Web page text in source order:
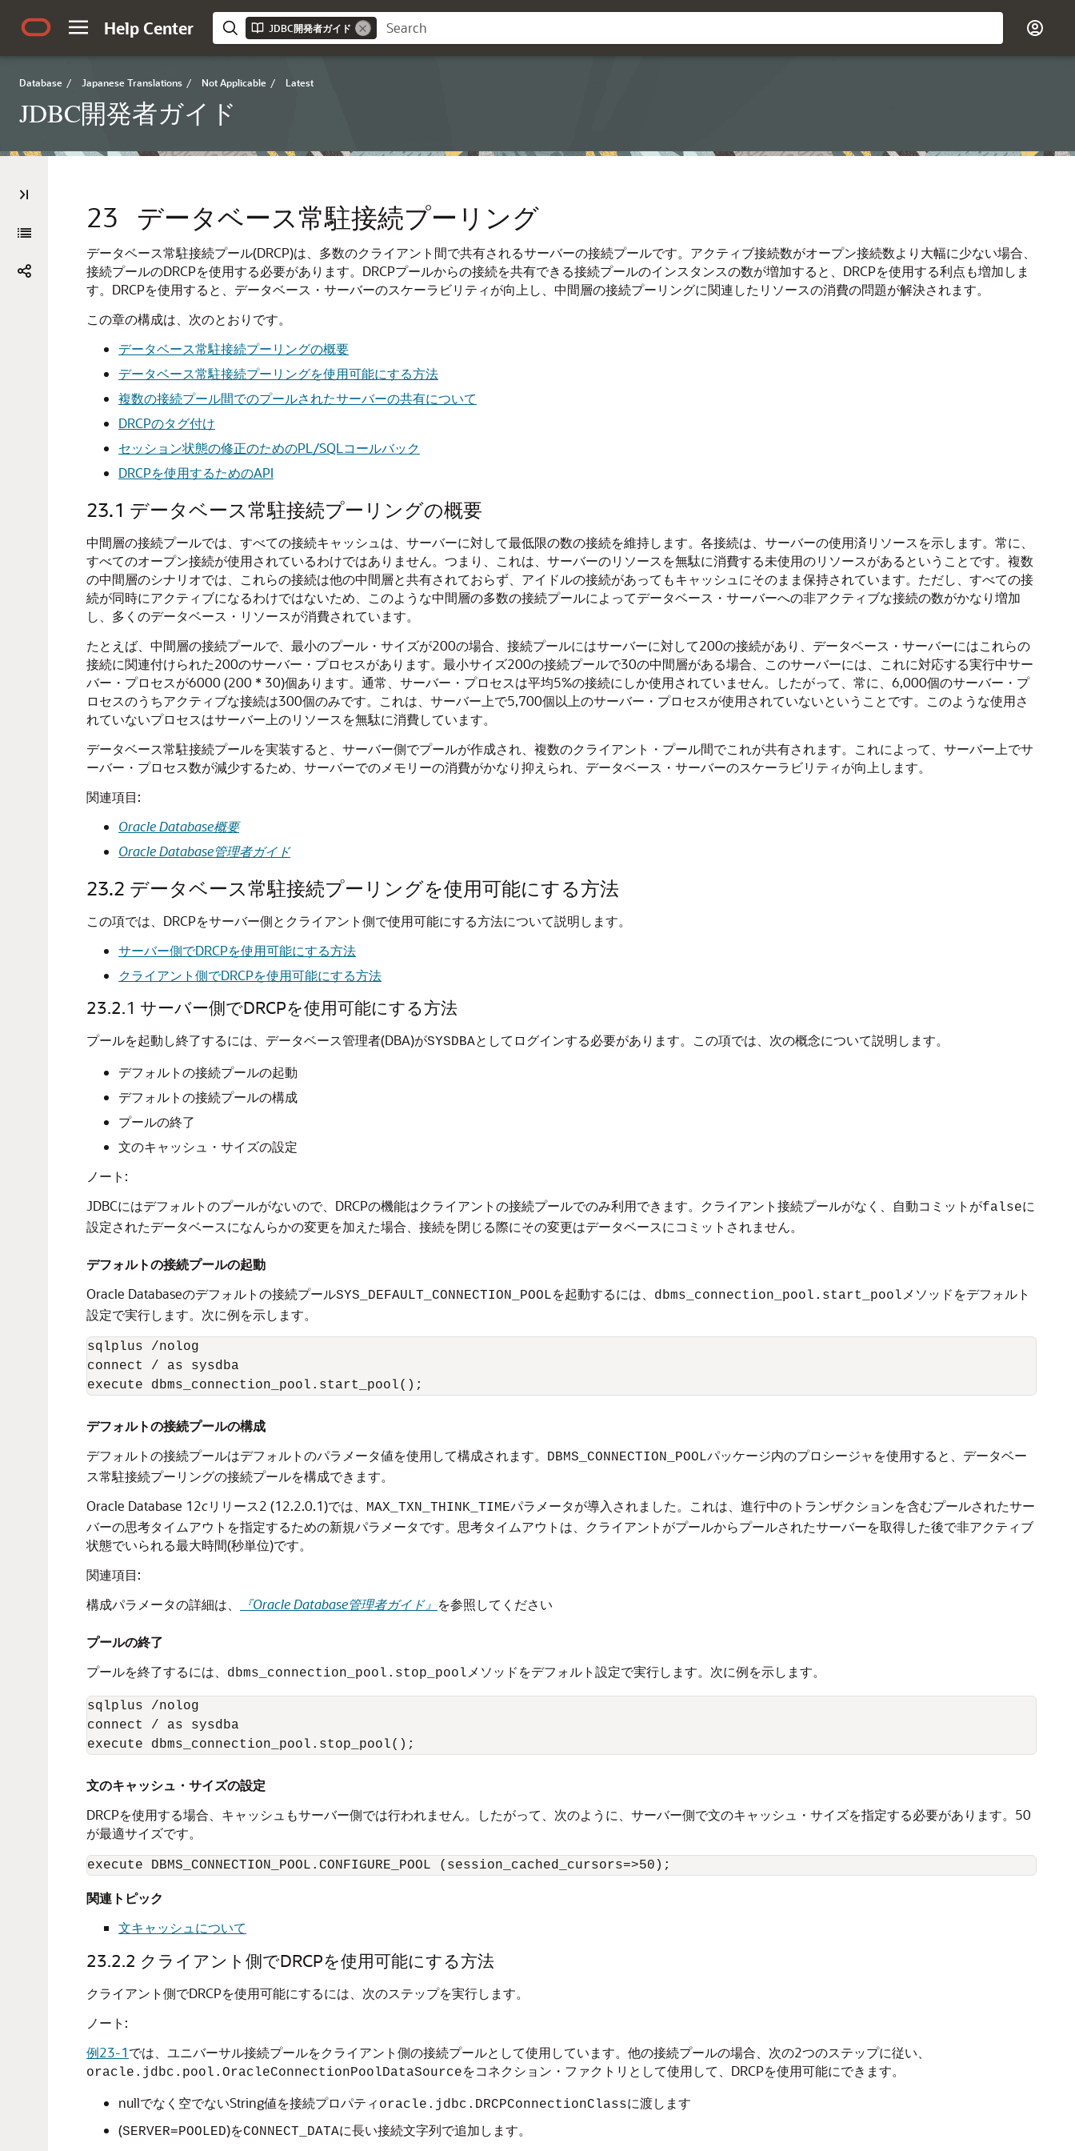
Help Center JDBC開発者ガイド
Database / Japanese Translations / Not Applicable / Latest
JDBC開発者ガイド
23 データベース常駐接続プーリング
データベース常駐接続プール(DRCP)は、多数のクライアント間で共有されるサーバーの接続プールです。アクティブ接続数がオープン接続数より大幅に少ない場合、
接続プールのDRCPを使用する必要があります。DRCPプールからの接続を共有できる接続プールのインスタンスの数が増加すると、DRCPを使用する利点も増加しま
す。DRCPを使用すると、データベース・サーバーのスケーラビリティが向上し、中間層の接続プーリングに関連したリソースの消費の問題が解決されます。
この章の構成は、次のとおりです。
データベース常駐接続プーリングの概要
データベース常駐接続プーリングを使用可能にする方法
複数の接続プール間でのプールされたサーバーの共有について
DRCPのタグ付け
セッション状態の修正のためのPL/SQLコールバック
DRCPを使用するためのAPI
23.1 データベース常駐接続プーリングの概要
中間層の接続プールでは、すべての接続キャッシュは、サーバーに対して最低限の数の接続を維持します。各接続は、サーバーの使用済リソースを示します。常に、
すべてのオープン接続が使用されているわけではありません。つまり、これは、サーバーのリソースを無駄に消費する未使用のリソースがあるということです。複数
の中間層のシナリオでは、これらの接続は他の中間層と共有されておらず、アイドルの接続があってもキャッシュにそのまま保持されています。ただし、すべての接
続が同時にアクティブになるわけではないため、このような中間層の多数の接続プールによってデータベース・サーバーへの非アクティブな接続の数がかなり増加
し、多くのデータベース・リソースが消費されています。
たとえば、中間層の接続プールで、最小のプール・サイズが200の場合、接続プールにはサーバーに対して200の接続があり、データベース・サーバーにはこれらの
接続に関連付けられた200のサーバー・プロセスがあります。最小サイズ200の接続プールで30の中間層がある場合、このサーバーには、これに対応する実行中サー
バー・プロセスが6000 (200 * 30)個あります。通常、サーバー・プロセスは平均5%の接続にしか使用されていません。したがって、常に、6,000個のサーバー・プ
ロセスのうちアクティブな接続は300個のみです。これは、サーバー上で5,700個以上のサーバー・プロセスが使用されていないということです。このような使用さ
れていないプロセスはサーバー上のリソースを無駄に消費しています。
データベース常駐接続プールを実装すると、サーバー側でプールが作成され、複数のクライアント・プール間でこれが共有されます。これによって、サーバー上でサ
ーバー・プロセス数が減少するため、サーバーでのメモリーの消費がかなり抑えられ、データベース・サーバーのスケーラビリティが向上します。
関連項目:
Oracle Database概要
Oracle Database管理者ガイド
23.2 データベース常駐接続プーリングを使用可能にする方法
この項では、DRCPをサーバー側とクライアント側で使用可能にする方法について説明します。
サーバー側でDRCPを使用可能にする方法
クライアント側でDRCPを使用可能にする方法
23.2.1 サーバー側でDRCPを使用可能にする方法
プールを起動し終了するには、データベース管理者(DBA)がSYSDBAとしてログインする必要があります。この項では、次の概念について説明します。
デフォルトの接続プールの起動
デフォルトの接続プールの構成
プールの終了
文のキャッシュ・サイズの設定
ノート:
JDBCにはデフォルトのプールがないので、DRCPの機能はクライアントの接続プールでのみ利用できます。クライアント接続プールがなく、自動コミットがfalseに
設定されたデータベースになんらかの変更を加えた場合、接続を閉じる際にその変更はデータベースにコミットされません。
デフォルトの接続プールの起動
Oracle Databaseのデフォルトの接続プールSYS_DEFAULT_CONNECTION_POOLを起動するには、 dbms_connection_pool.start_pool メソッドをデフォルト
設定で実行します。次に例を示します。
sqlplus /nolog
connect / as sysdba
デフォルトの接続プールの構成
デフォルトの接続プールはデフォルトのパラメータ値を使用して構成されます。
DBMS_CONNECTION_POOLパッケージ内のプロシージャを使用すると、データベー
ス常駐接続プーリングの接続プールを構成できます。
Oracle Database 12cリリース2 (12.2.0.1)では、 MAX_TXN_THINK_TIMEパラメータが導入されました。これは、進行中のトランザクションを含むプールされたサー
バーの思考タイムアウトを指定するための新規パラメータです。思考タイムアウトは、クライアントがプールからプールされたサーバーを取得した後で非アクティブ
状態でいられる最大時間(秒単位)です。
関連項目:
構成パラメータの詳細は、
『Oracle Database管理者ガイド』 を参照してください
プールの終了
プールを終了するには、
dbms_connection_pool.stop_pool メソッドをデフォルト設定で実行します。次に例を示します。
sqlplus /nolog
connect / as sysdba
文のキャッシュ・サイズの設定
DRCPを使用する場合、キャッシュもサーバー側では行われません。したがって、次のように、サーバー側で文のキャッシュ・サイズを指定する必要があります。50
が最適サイズです。
関連トピック
文キャッシュについて
23.2.2 クライアント側でDRCPを使用可能にする方法
クライアント側でDRCPを使用可能にするには、次のステップを実行します。
ノート:
例23-1では、ユニバーサル接続プールをクライアント側の接続プールとして使用しています。他の接続プールの場合、次の2つのステップに従い、
oracle.jdbc.pool.OracleConnectionPoolDataSourceをコネクション・ファクトリとして使用して、DRCPを使用可能にできます。
nullでなく空でないString値を接続プロパティ oracle.jdbc.DRCPConnectionClassに渡します
(SERVER=POOLED)をCONNECT_DATAに長い接続文字列で追加します。